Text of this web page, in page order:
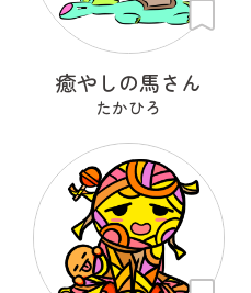
癒やしの馬さん
たかひろ